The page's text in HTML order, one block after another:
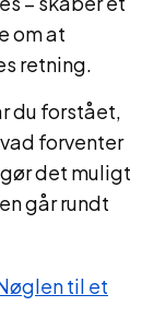
om at
retning.
du forstået,
forventer
det muligt
går rundt
til et